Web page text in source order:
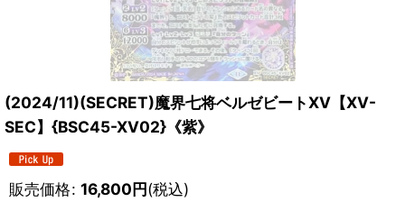
(2024/11)(SECRET)魔界七将ベルゼビートXV【XV-
SEC】{BSC45-XV02}《紫》
販売価格: 16,800円(税込)